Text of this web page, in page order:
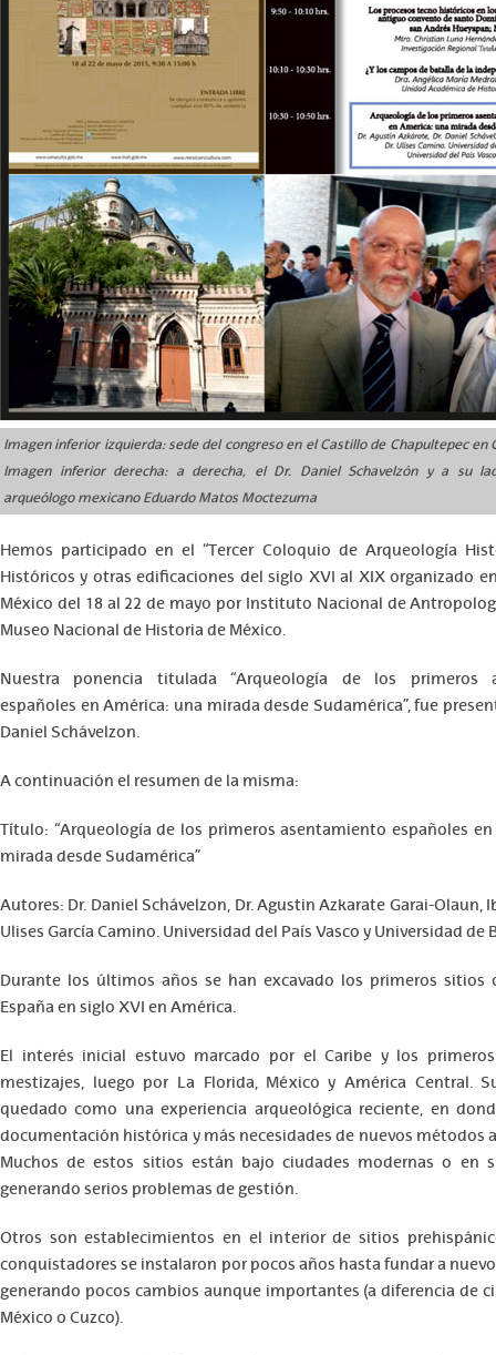
Imagen inferior izquierda: sede del congreso en el Castillo de Chapultepec en
Imagen inferior derecha: a derecha, el Dr. Daniel Schavelzón y a su
arqueólogo mexicano Eduardo Matos Moctezuma
Hemos participado en el “Tercer Coloquio de Arqueología
Históricos y otras edificaciones del siglo XVI al XIX organizado
México del 18 al 22 de mayo por Instituto Nacional de
Museo Nacional de Historia de México.
Nuestra ponencia titulada “Arqueología de los primeros
españoles en América: una mirada desde Sudamérica”, fue
Daniel Schávelzon.
A continuación el resumen de la misma:
Título: “Arqueología de los primeros asentamiento españoles
mirada desde Sudamérica”
Autores: Dr. Daniel Schávelzon, Dr. Agustin Azkarate Garai-Olaun,
Ulises García Camino. Universidad del País Vasco y Universidad de
Durante los últimos años se han excavado los primeros sitios
España en siglo XVI en América.
El interés inicial estuvo marcado por el Caribe y los
mestizajes, luego por La Florida, México y América Central.
quedado como una experiencia arqueológica reciente, en
documentación histórica y más necesidades de nuevos métodos
Muchos de estos sitios están bajo ciudades modernas o en
generando serios problemas de gestión.
Otros son establecimientos en el interior de sitios
conquistadores se instalaron por pocos años hasta fundar a
generando pocos cambios aunque importantes (a diferencia de
México o Cuzco).